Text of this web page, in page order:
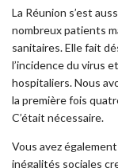
La Réunion s’est
nombreux patients
sanitaires. Elle fait
l’incidence du virus
hospitaliers. Nous
la première fois
C’était nécessaire.
Vous avez
inégalités sociales